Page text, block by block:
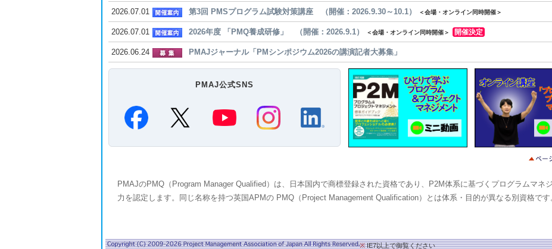
2026.07.01 第3回 PMSプログラム試験対策講座 （開催：2026.9.30～10.1） ＜会場・オンライン同時開催＞
2026.07.01 2026年度 「PMQ養成研修」 （開催：2026.9.1） ＜会場・オンライン同時開催＞ 開催決定
2026.06.24 PMAJジャーナル「PMシンポジウム2026の講演記者大募集」
PMAJ公式SNS
PMAJのPMQ（Program Manager Qualified）は、日本国内で商標登録された資格であり、P2M体系に基づくプログラムマネ
力を認定します。同じ名称を持つ英国APMの PMQ（Project Management Qualification）とは体系・目的が異なる別資格です
※IE7以上で御覧ください